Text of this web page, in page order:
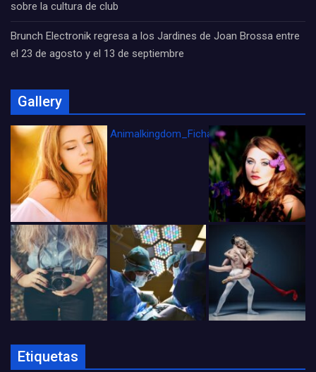
sobre la cultura de club
Brunch Electronik regresa a los Jardines de Joan Brossa entre
el 23 de agosto y el 13 de septiembre
Gallery
Animalkingdom_FichaCine
Etiquetas